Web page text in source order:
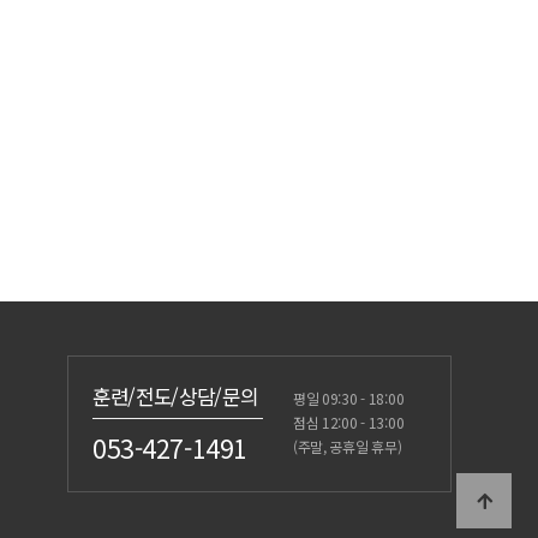
훈련/전도/상담/문의
053-427-1491
평일 09:30 - 18:00
점심 12:00 - 13:00
(주말, 공휴일 휴무)